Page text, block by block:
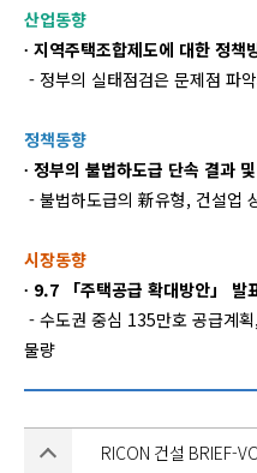
산업동향
∙ 지역주택조합제도에 대한 정
- 정부의 실태점검은 문제점 파
정책동향
∙ 정부의 불법하도급 단속 결과
- 불법하도급의 新유형, 건설업
시장동향
∙ 9.7 「주택공급 확대방안」 발
- 수도권 중심 135만호 공급계
물량
RICON 건설 BRIEF-